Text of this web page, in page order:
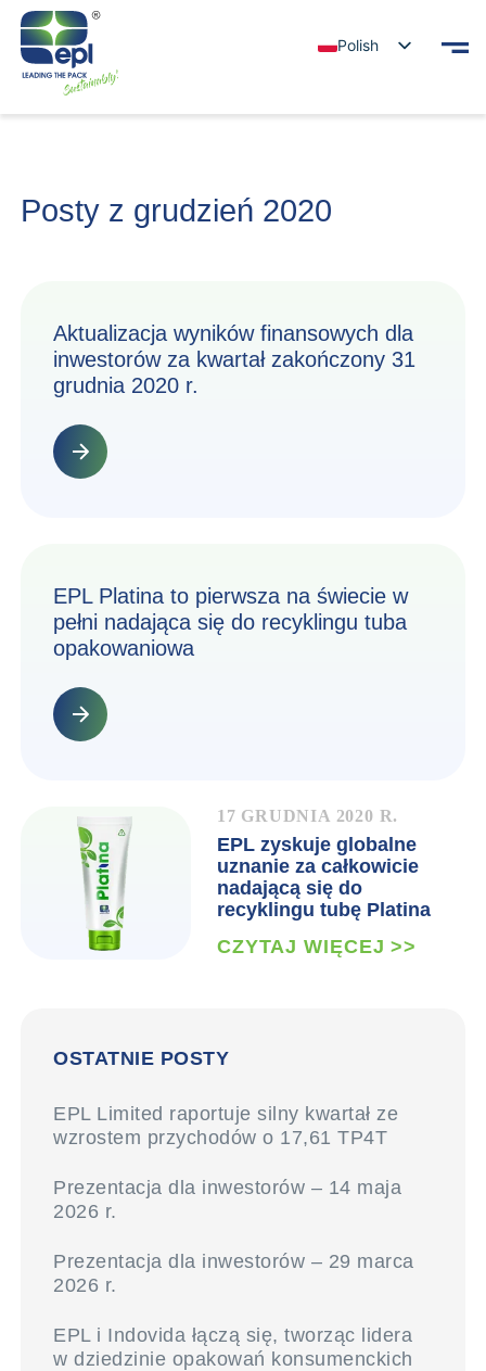
Polish
Posty z grudzień 2020
Aktualizacja wyników finansowych dla
inwestorów za kwartał zakończony 31
grudnia 2020 r.
EPL Platina to pierwsza na świecie w
pełni nadająca się do recyklingu tuba
opakowaniowa
17 GRUDNIA 2020 R.
EPL zyskuje globalne
uznanie za całkowicie
nadającą się do
recyklingu tubę Platina
CZYTAJ WIĘCEJ >>
OSTATNIE POSTY
EPL Limited raportuje silny kwartał ze
wzrostem przychodów o 17,61 TP4T
Prezentacja dla inwestorów – 14 maja
2026 r.
Prezentacja dla inwestorów – 29 marca
2026 r.
EPL i Indovida łączą się, tworząc lidera
w dziedzinie opakowań konsumenckich